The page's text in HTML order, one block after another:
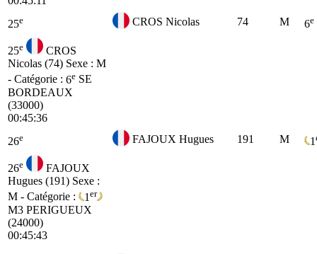
25e CROS Nicolas 74 M 6e
25e
CROS
Nicolas (74) Sexe : M
- Catégorie : 6e SE
BORDEAUX
(33000)
00:45:36
26e FAJOUX Hugues 191 M 1
26e
FAJOUX
Hugues (191) Sexe :
M - Catégorie :
1 er
M3 PERIGUEUX
(24000)
00:45:43